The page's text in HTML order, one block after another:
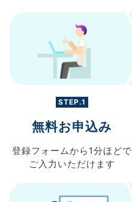
STEP.1
無料お申込み
登録フォームから 1分ほどで
ご入力 いただけます